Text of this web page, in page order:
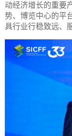
动经济增长的重要
势、博览中心的平
具行业行稳致远、